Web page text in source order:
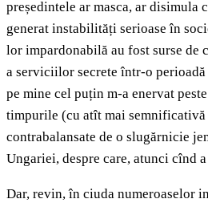
președintele ar masca, ar
generat instabilități serioase în
lor impardonabilă au fost surse de
a serviciilor secrete într-o
pe mine cel puțin m-a enervat
timpurile (cu atît mai
contrabalansate de o slugărnicie
Ungariei, despre care, atunci cînd
Dar, revin, în ciuda numeroaselor